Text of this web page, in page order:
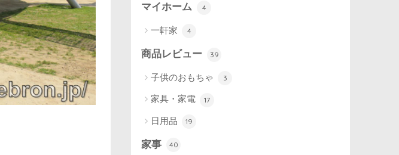
マイホーム 4
一軒家 4
商品レビュー 39
子供のおもちゃ 3
家具・家電 17
日用品 19
家事 40